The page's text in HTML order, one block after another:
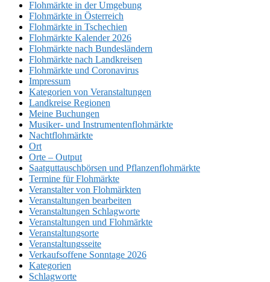
Flohmärkte in der Umgebung
Flohmärkte in Österreich
Flohmärkte in Tschechien
Flohmärkte Kalender 2026
Flohmärkte nach Bundesländern
Flohmärkte nach Landkreisen
Flohmärkte und Coronavirus
Impressum
Kategorien von Veranstaltungen
Landkreise Regionen
Meine Buchungen
Musiker- und Instrumentenflohmärkte
Nachtflohmärkte
Ort
Orte – Output
Saatguttauschbörsen und Pflanzenflohmärkte
Termine für Flohmärkte
Veranstalter von Flohmärkten
Veranstaltungen bearbeiten
Veranstaltungen Schlagworte
Veranstaltungen und Flohmärkte
Veranstaltungsorte
Veranstaltungsseite
Verkaufsoffene Sonntage 2026
Kategorien
Schlagworte